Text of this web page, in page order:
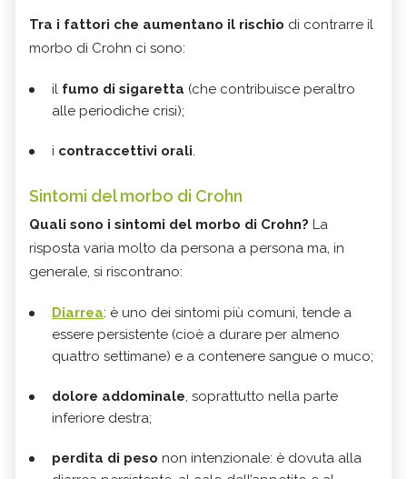
Tra i fattori che aumentano il rischio di contrarre il
morbo di Crohn ci sono:
il fumo di sigaretta (che contribuisce peraltro
alle periodiche crisi);
i contraccettivi orali
Sintomi del morbo di Crohn
Quali sono i sintomi del morbo di Crohn? La
risposta varia molto da persona a persona ma, in
generale, si riscontrano:
Diarrea: è uno dei sintomi più comuni, tende a
essere persistente (cioè a durare per almeno
quattro settimane) e a contenere sangue o muco;
dolore addominale , soprattutto nella parte
inferiore destra;
perdita di peso non intenzionale: è dovuta alla